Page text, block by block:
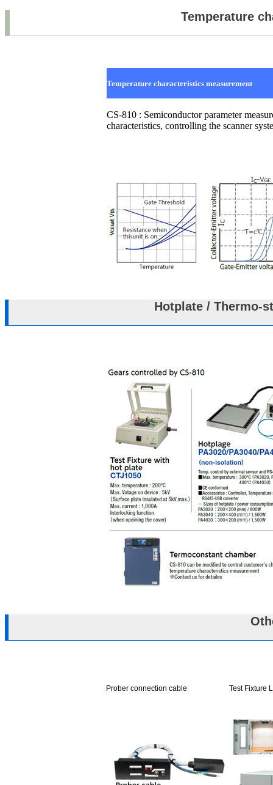
Temperature
Temperature characteristics measurement
CS-810 : Semiconductor parameter
characteristics, controlling the scanner
Hotplate / Thermo-
Prober connection cable Test Fixture L